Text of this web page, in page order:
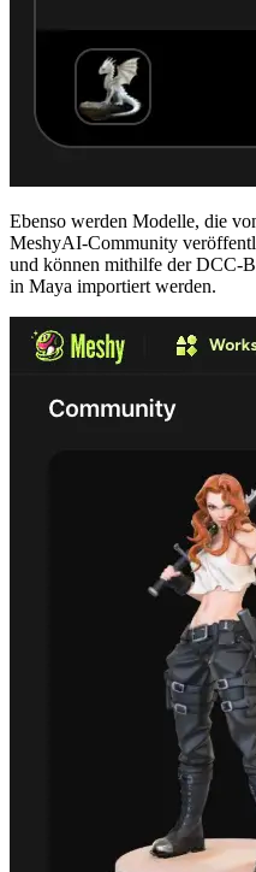
Ebenso werden Modelle, die
MeshyAI-Community
und können mithilfe der DCC-
in Maya importiert werden.